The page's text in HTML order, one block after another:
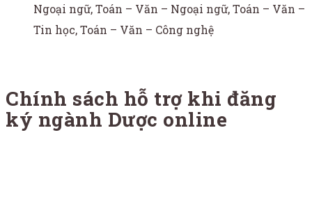
Ngoại ngữ, Toán – Văn – Ngoại ngữ, Toán – Văn –
Tin học, Toán – Văn – Công nghệ
Chính sách hỗ trợ khi đăng
ký ngành Dược online